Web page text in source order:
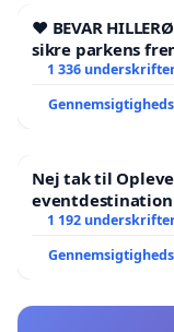
❤️ BEVAR
sikre parkens
1 336
Nej tak til
eventdestination
lokalområde i
1 192